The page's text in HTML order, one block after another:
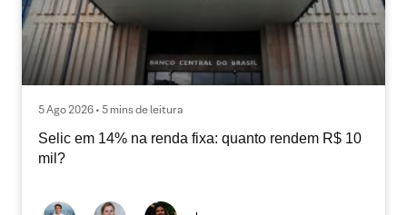
5 Ago 2026 • 5 mins de leitura
Selic em 14% na renda fixa: quanto rendem R$ 10
mil?